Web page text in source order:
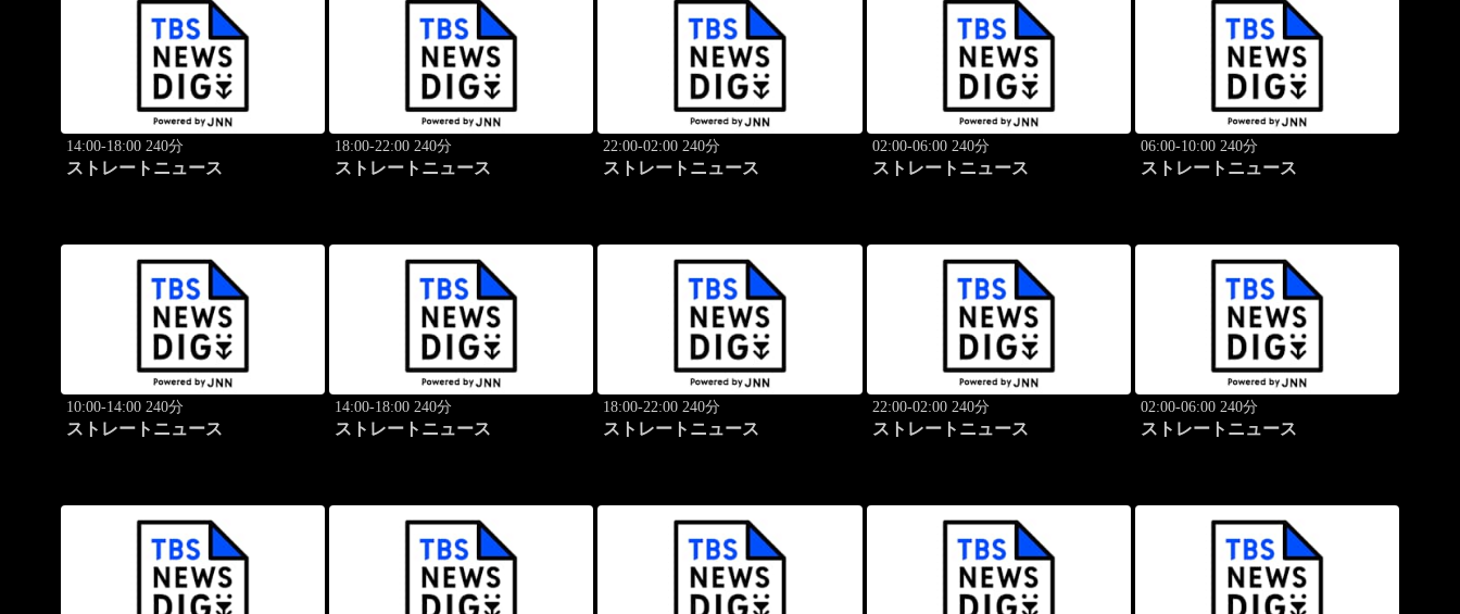
14:00-18:00 240分
ストレートニュース
18:00-22:00 240分
ストレートニュース
22:00-02:00 240分
ストレートニュース
02:00-06:00 240分
ストレートニュース
06:00-10:00 240分
ストレートニュース
10:00-14:00 240分
ストレートニュース
14:00-18:00 240分
ストレートニュース
18:00-22:00 240分
ストレートニュース
22:00-02:00 240分
ストレートニュース
02:00-06:00 240分
ストレートニュース